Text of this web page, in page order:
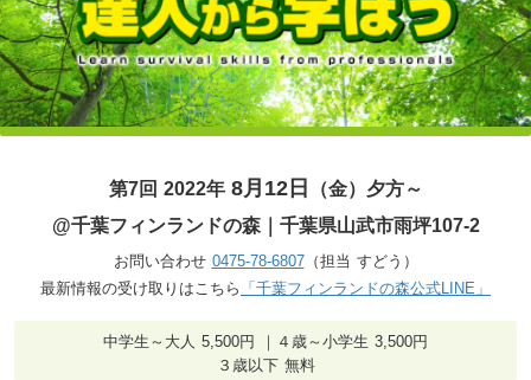
第7回 2022年 8月12日 （金）夕方～
@千葉フィンランドの森｜千葉県山武市雨坪107-2
お問い合わせ 0475-78-6807（担当 すどう）
最新情報の受け取りはこちら 「千葉フィンランドの森公式LINE」
中学生～大人 5,500円 ｜４歳～小学生 3,500円
３歳以下 無料